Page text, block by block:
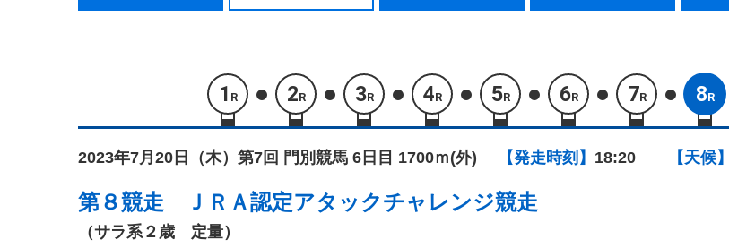
1 R 2R 3R 4R 5R 6R 7R 8R
2023年7月20日（木） 第7回 門別競馬 6日目 1700ｍ(外) 【発走時刻】 18:20 【天候】
第８競走 ＪＲＡ認定アタックチャレンジ競走
（サラ系２歳 定量）